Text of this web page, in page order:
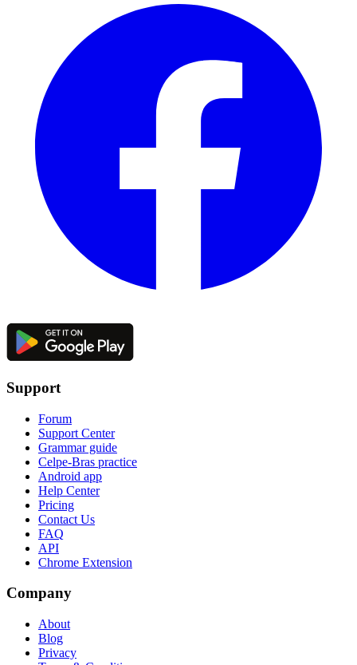
Support
Forum
Support Center
Grammar guide
Celpe-Bras practice
Android app
Help Center
Pricing
Contact Us
FAQ
API
Chrome Extension
Company
About
Blog
Privacy